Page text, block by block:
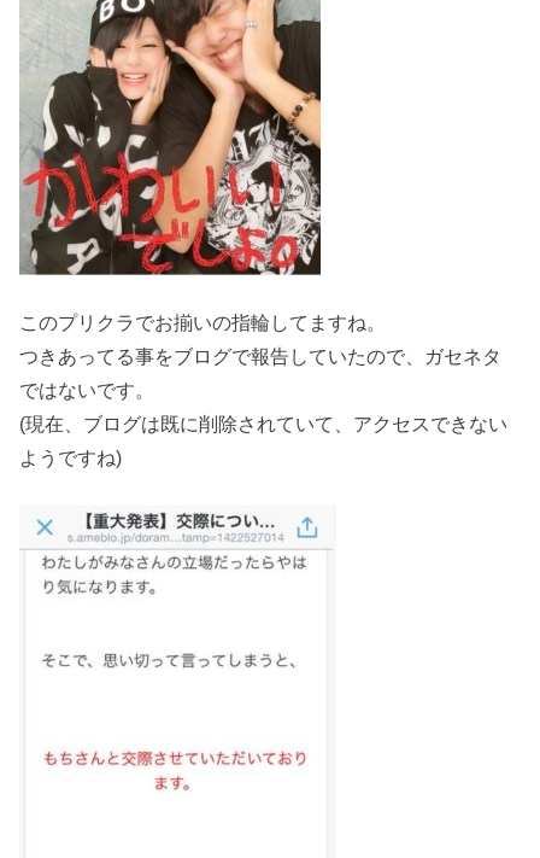
このプリクラでお揃いの指輪してますね。
つきあってる事をブログで報告していたので、ガセネタ
ではないです。
(現在、ブログは既に削除されていて、アクセスできない
ようですね)